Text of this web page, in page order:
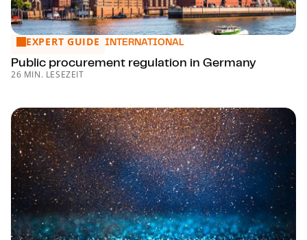
Public procurement regulation in Germany
EXPERT GUIDE INTERNATIONAL
Public procurement regulation in Germany
26 MIN. LESEZEIT